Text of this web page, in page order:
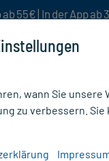
55€ | In der App
wann Sie
zu verbessern.